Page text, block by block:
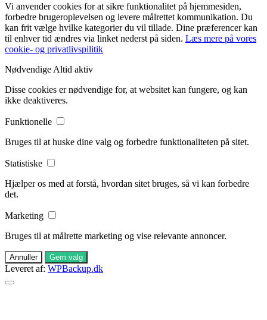
Vi anvender cookies for at sikre funktionalitet på hjemmesiden,
forbedre brugeroplevelsen og levere målrettet kommunikation. Du
kan frit vælge hvilke kategorier du vil tillade. Dine præferencer kan
til enhver tid ændres via linket nederst på siden. Læs mere på vores
cookie- og privatlivspilitik
Nødvendige Altid aktiv
Disse cookies er nødvendige for, at websitet kan fungere, og kan
ikke deaktiveres.
Funktionelle
Bruges til at huske dine valg og forbedre funktionaliteten på sitet.
Statistiske
Hjælper os med at forstå, hvordan sitet bruges, så vi kan forbedre
det.
Marketing
Bruges til at målrette marketing og vise relevante annoncer.
Annuller Gem valg
Leveret af: WPBackup.dk